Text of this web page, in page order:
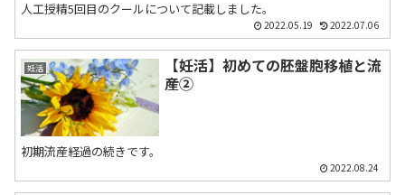
人工授精5回目のクールについて記載しました。
2022.05.19 2022.07.06
妊活
【妊活】初めての胚盤胞移植と流
産②
初期流産経過の続きです。
2022.08.24